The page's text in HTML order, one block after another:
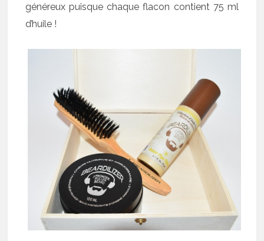
généreux puisque chaque flacon contient 75 ml
d’huile !